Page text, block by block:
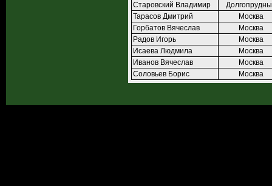
Старовский Владимир
Тарасов Дмитрий
Москва
Горбатов Вячеслав
Москва
Радов Игорь
Москва
Исаева Людмила
Москва
Иванов Вячеслав
Москва
Соловьев Борис
Москва